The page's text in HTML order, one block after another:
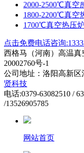
2000-2500℃真空
1800-2200℃真空
1700℃真空热压炉
点击免费电话咨询
西格马（河南）高温
20002760号-1
公司地址：洛阳高新
贤科技
电话:0379-63082510 /
/13526905785
网站首页